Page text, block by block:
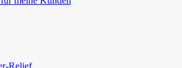
Relief